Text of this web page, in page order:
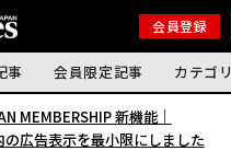
会員登録
事 会員限定記事 カテゴリ
MEMBERSHIP 新機能｜
広告表示を最小限にしました